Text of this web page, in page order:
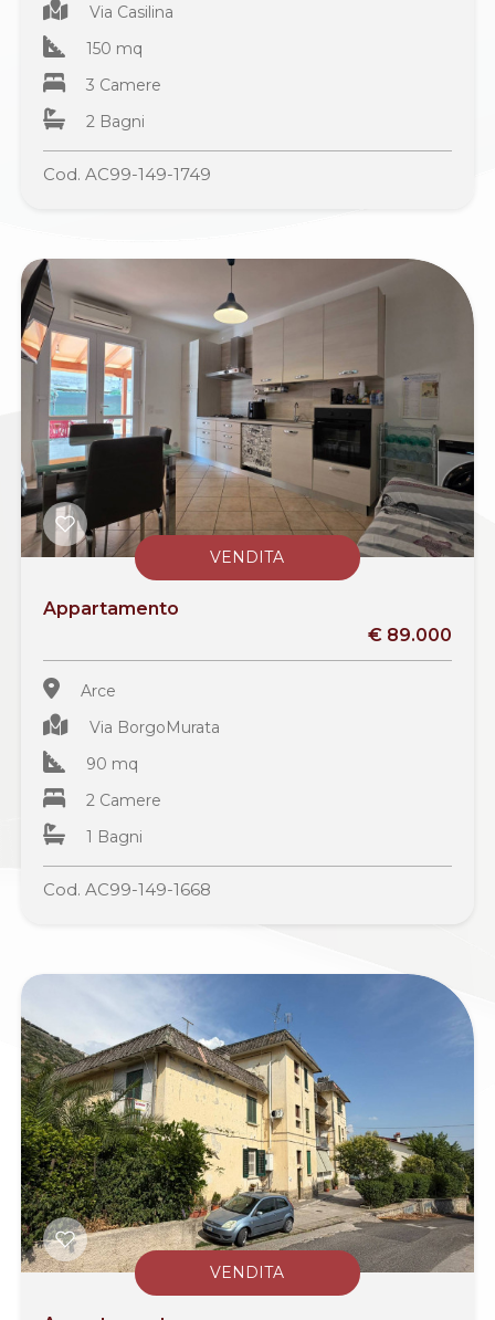
Via Casilina
150 mq
3 Camere
2 Bagni
Cod. AC99-149-1749
VENDITA
Appartamento
€ 89.000
Arce
Via BorgoMurata
90 mq
2 Camere
1 Bagni
Cod. AC99-149-1668
VENDITA